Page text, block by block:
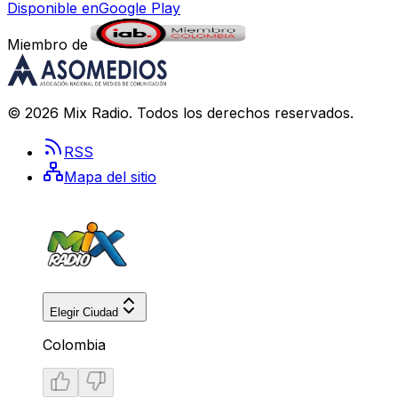
Disponible enGoogle Play
Miembro de
© 2026 Mix Radio. Todos los derechos reservados.
RSS
Mapa del sitio
Elegir Ciudad
Colombia